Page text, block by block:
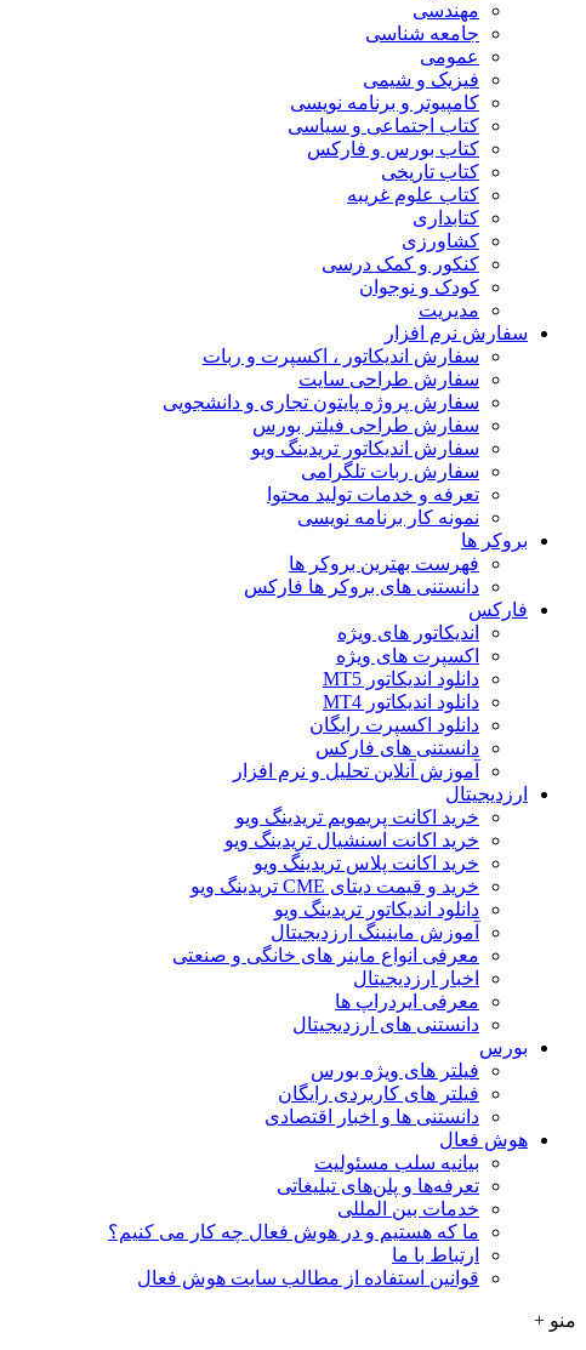
مهندسی
جامعه شناسی
عمومی
فیزیک و شیمی
کامپیوتر و برنامه نویسی
کتاب اجتماعی و سیاسی
کتاب بورس و فارکس
کتاب تاریخی
کتاب علوم غریبه
کتابداری
کشاورزی
کنکور و کمک‌ درسی
کودک و نوجوان
مدیریت
سفارش نرم افزار
سفارش اندیکاتور ، اکسپرت و ربات
سفارش طراحی سایت
سفارش پروژه پایتون تجاری و دانشجویی
سفارش طراحی فیلتر بورس
سفارش اندیکاتور تریدینگ ویو
سفارش ربات تلگرامی
تعرفه و خدمات تولید محتوا
نمونه کار برنامه نویسی
بروکر ها
فهرست بهترین بروکر ها
دانستنی های بروکر ها فارکس
فارکس
اندیکاتور های ویژه
اکسپرت های ویژه
دانلود اندیکاتور MT5
دانلود اندیکاتور MT4
دانلود اکسپرت رایگان
دانستنی های فارکس
آموزش آنلاین تحلیل و نرم افزار
ارزدیجیتال
خرید اکانت پریمویم تریدینگ ویو
خرید اکانت اسنشیال تریدینگ ویو
خرید اکانت پلاس تریدینگ ویو
خرید و قیمت دیتای CME تریدینگ ویو
دانلود اندیکاتور تریدینگ ویو
آموزش ماینینگ ارزدیجیتال
معرفی انواع ماینر های خانگی و صنعتی
اخبار ارزدیجیتال
معرفی ایردراپ ها
دانستنی های ارزدیجیتال
بورس
فیلتر های ویژه بورس
فیلتر های کاربردی رایگان
دانستنی ها و اخبار اقتصادی
هوش فعال
بیانیه سلب مسئولیت
تعرفه‌ها و پلن‌های تبلیغاتی
خدمات بین المللی
ما که هستیم و در هوش فعال چه کار می کنیم؟
ارتباط با ما
قوانین استفاده از مطالب سایت هوش فعال
منو +